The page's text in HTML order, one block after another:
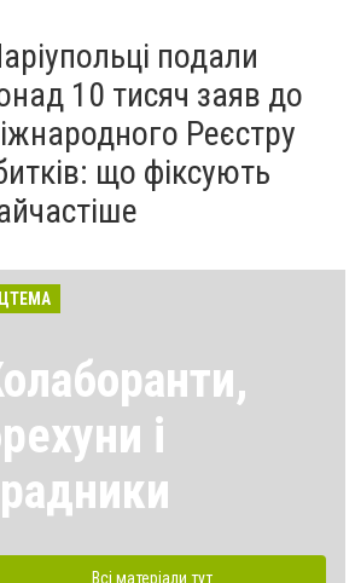
подали
10 тисяч заяв до
Реєстру
що фіксують
і
Всі матеріали тут